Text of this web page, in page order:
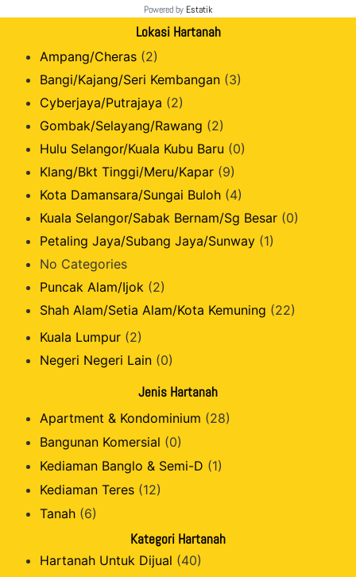
Powered by Estatik
Lokasi Hartanah
Ampang/Cheras (2)
Bangi/Kajang/Seri Kembangan (3)
Cyberjaya/Putrajaya (2)
Gombak/Selayang/Rawang (2)
Hulu Selangor/Kuala Kubu Baru (0)
Klang/Bkt Tinggi/Meru/Kapar (9)
Kota Damansara/Sungai Buloh (4)
Kuala Selangor/Sabak Bernam/Sg Besar (0)
Petaling Jaya/Subang Jaya/Sunway (1)
No Categories
Puncak Alam/Ijok (2)
Shah Alam/Setia Alam/Kota Kemuning (22)
Kuala Lumpur (2)
Negeri Negeri Lain (0)
Jenis Hartanah
Apartment & Kondominium (28)
Bangunan Komersial (0)
Kediaman Banglo & Semi-D (1)
Kediaman Teres (12)
Tanah (6)
Kategori Hartanah
Hartanah Untuk Dijual (40)